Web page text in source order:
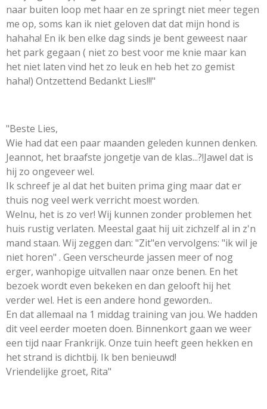
naar buiten loop met haar en ze springt niet meer tegen
me op, soms kan ik niet geloven dat dat mijn hond is
hahaha! En ik ben elke dag sinds je bent geweest naar
het park gegaan ( niet zo best voor me knie maar kan
het niet laten vind het zo leuk en heb het zo gemist
haha!) Ontzettend Bedankt Lies!!!"
"Beste Lies,
Wie had dat een paar maanden geleden kunnen denken.
Jeannot, het braafste jongetje van de klas...?!Jawel dat is
hij zo ongeveer wel.
Ik schreef je al dat het buiten prima ging maar dat er
thuis nog veel werk verricht moest worden.
Welnu, het is zo ver! Wij kunnen zonder problemen het
huis rustig verlaten. Meestal gaat hij uit zichzelf al in z'n
mand staan. Wij zeggen dan: "Zit"en vervolgens: "ik wil je
niet horen" . Geen verscheurde jassen meer of nog
erger, wanhopige uitvallen naar onze benen. En het
bezoek wordt even bekeken en dan gelooft hij het
verder wel. Het is een andere hond geworden..
En dat allemaal na 1 middag training van jou. We hadden
dit veel eerder moeten doen. Binnenkort gaan we weer
een tijd naar Frankrijk. Onze tuin heeft geen hekken en
het strand is dichtbij. Ik ben benieuwd!
Vriendelijke groet, Rita"